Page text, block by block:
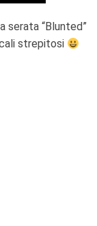
serata “Blunted”
strepitosi